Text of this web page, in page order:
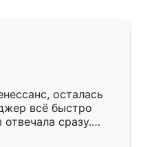
осталась
всё быстро
сразу.
подошёл к